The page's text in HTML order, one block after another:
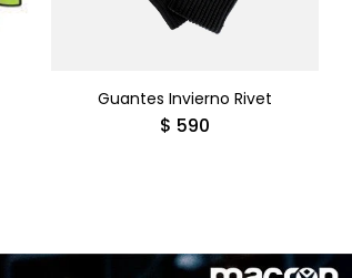
Guantes Invierno Rivet
$ 590